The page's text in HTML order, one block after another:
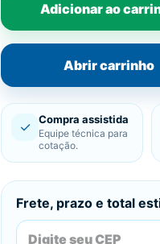
Adicionar ao
Abrir carrinho
✓ Compra assistida
Equipe técnica para
cotação.
Frete, prazo e total